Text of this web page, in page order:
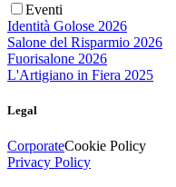
Eventi
Identità Golose 2026
Salone del Risparmio 2026
Fuorisalone 2026
L'Artigiano in Fiera 2025
Legal
CorporateCookie Policy
Privacy Policy